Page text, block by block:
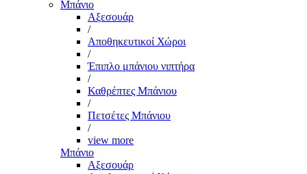
Μπάνιο
Αξεσουάρ
/
Αποθηκευτικοί Χώροι
/
Έπιπλο μπάνιου νιπτήρα
/
Καθρέπτες Μπάνιου
/
Πετσέτες Μπάνιου
/
view more
Μπάνιο
Αξεσουάρ